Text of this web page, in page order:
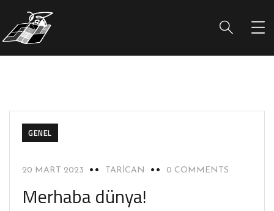
GENEL
20 MART 2023 TARICAN 0 COMMENTS
Merhaba dünya!